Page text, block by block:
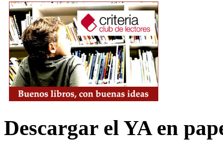
Descargar el YA en